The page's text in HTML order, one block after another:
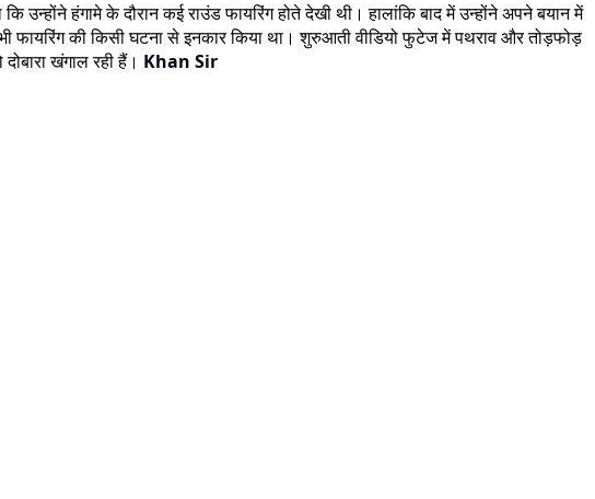
उन्होंने हंगामे के दौरान कई राउंड फायरिंग होते देखी थी। हालांकि बाद में उन्होंने अपने बयान में
फायरिंग की किसी घटना से इनकार किया था। शुरुआती वीडियो फुटेज में पथराव और तोड़फोड़
खंगाल रही हैं। Khan Sir